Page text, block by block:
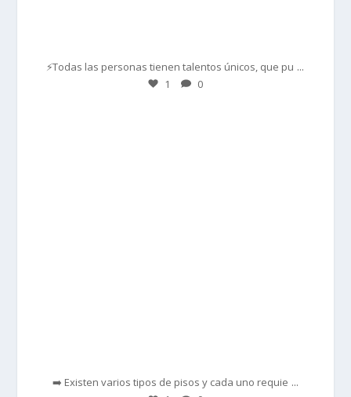
⚡Todas las personas tienen talentos únicos, que pu ...
1 0
➡️ Existen varios tipos de pisos y cada uno requie ...